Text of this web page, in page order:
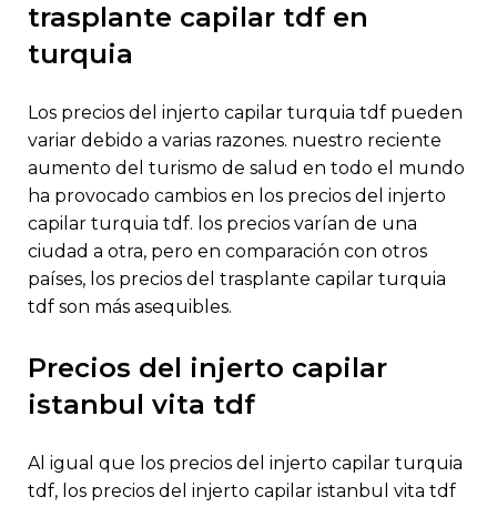
trasplante capilar tdf en
turquia
los precios del injerto capilar turquia tdf pueden
variar debido a varias razones. nuestro reciente
aumento del turismo de salud en todo el mundo
ha provocado cambios en los precios del injerto
capilar turquia tdf. los precios varían de una
ciudad a otra, pero en comparación con otros
países, los precios del trasplante capilar turquia
tdf son más asequibles.
precios del injerto capilar
istanbul vita tdf
al igual que los precios del injerto capilar turquia
tdf, los precios del injerto capilar istanbul vita tdf